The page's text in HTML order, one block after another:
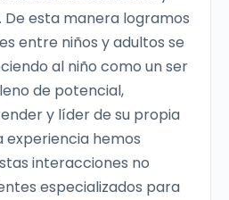
De esta manera logramos
entre niños y adultos se
al niño como un ser
de potencial,
y líder de su propia
experiencia hemos
interacciones no
especializados para